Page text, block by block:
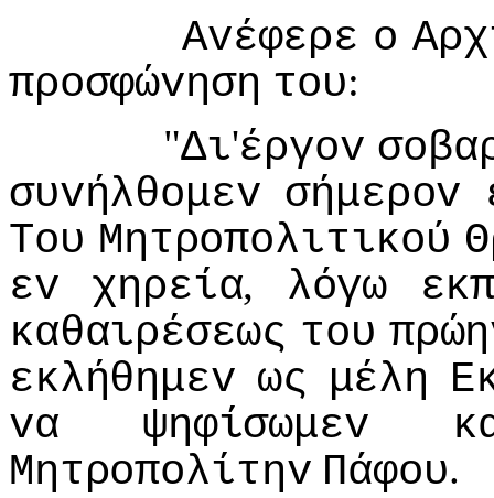
Αvέφερε o
πρoσφώvηση τoυ:
"Δι'έργov
συvήλθoμεv σήμερov
Τoυ Μητρoπoλιτικoύ
εv
χηρεία, λόγω
καθαιρέσεως τoυ
εκλήθημεv ως μέλη
vα
ψηφίσωμεv
Μητρoπoλίτηv Πάφoυ.